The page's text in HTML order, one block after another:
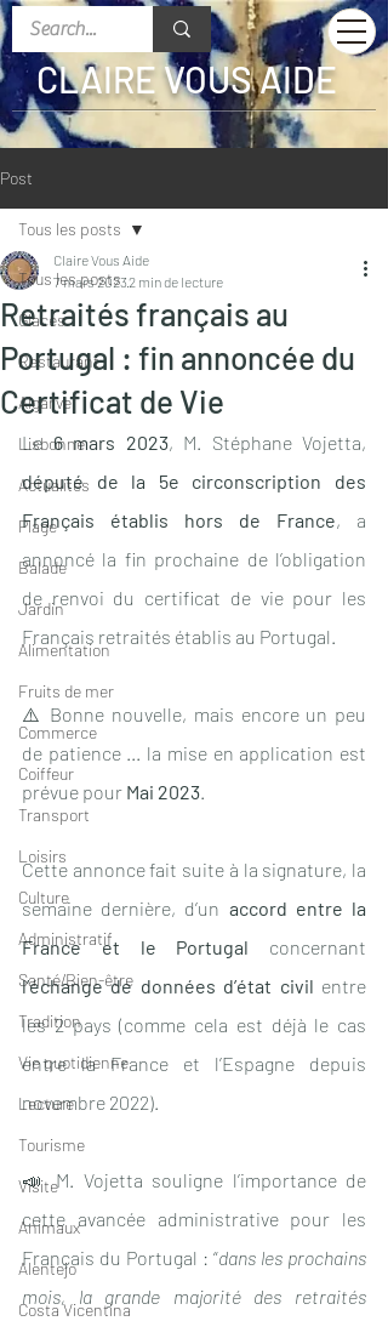
CLAIRE VOUS AIDE
Post
Tous les posts
Glaces
Restaurant
Algarve
Lisbonne
Actualités
Plage
Balade
Jardin
Alimentation
Fruits de mer
Commerce
Coiffeur
Transport
Loisirs
Culture
Administratif
Santé/Bien-être
Tradition
Vie quotidienne
Lecture
Tourisme
Visite
Animaux
Alentejo
Costa Vicentina
Tous les posts
Retraités français au
Portugal : fin annoncée du
Certificat de Vie
Claire Vous Aide
7 mars 20232 min de lecture
Le 6 mars 2023
député de la 5e circonscription des
Français établis hors de France, a
annoncé la fin prochaine de l’obligation
de renvoi du certificat de vie pour les
Français retraités établis au Portugal.
⚠️ Bonne nouvelle, mais encore un peu
de patience ... la mise en application est
prévue pour Mai 2023.
Cette annonce fait suite à la signature, la
semaine dernière, d’un accord entre la
France et le Portugal
l’échange de données d’état civil entre
les 2 pays (comme cela est déjà le cas
entre la France et l’Espagne depuis
novembre 2022).
📣 M. Vojetta souligne l’importance de
cette avancée administrative pour les
Français du Portugal : “dans les prochains
mois, la grande majorité des retraités